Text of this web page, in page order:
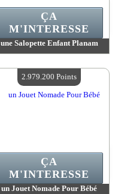
une Salopette Enfant Planam
Quantité Disponible :4
ÇA
M'INTERESSE
un Jouet Nomade Pour Bébé
ÇA
M'INTERESSE
2.979.200 Points